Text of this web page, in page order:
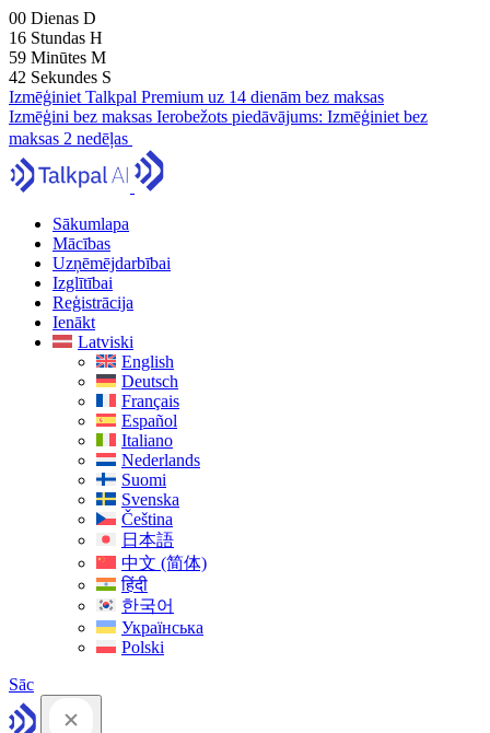
00 Dienas D
16 Stundas H
59 Minūtes M
41 Sekundes S
Izmēģiniet Talkpal Premium uz 14 dienām bez maksas
Izmēģini bez maksas Ierobežots piedāvājums: Izmēģiniet bez
maksas 2 nedēļas
Sākumlapa
Mācības
Uzņēmējdarbībai
Izglītībai
Reģistrācija
Ienākt
Latviski
English
Deutsch
Français
Español
Italiano
Nederlands
Suomi
Svenska
Čeština
日本語
中文 (简体)
हिंदी
한국어
Українська
Polski
Sāc